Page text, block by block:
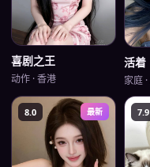
喜剧之王
动作 ·香港
活着
家庭 ·
8.0 最新 7.9